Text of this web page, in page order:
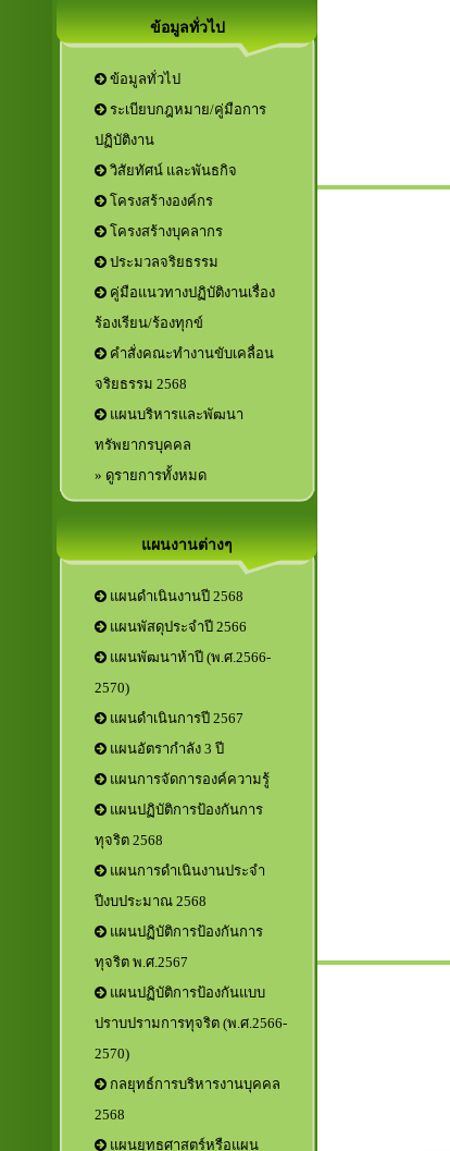
ข้อมูลทั่วไป
ข้อมูลทั่วไป
ระเบียบกฎหมาย/คู่มือการ
ปฏิบัติงาน
วิสัยทัศน์ และพันธกิจ
โครงสร้างองค์กร
โครงสร้างบุคลากร
ประมวลจริยธรรม
คู่มือแนวทางปฏิบัติงานเรื่อง
ร้องเรียน/ร้องทุกข์
คำสั่งคณะทำงานขับเคลื่อน
จริยธรรม 2568
แผนบริหารและพัฒนา
ทรัพยากรบุคคล
» ดูรายการทั้งหมด
แผนงานต่างๆ
แผนดำเนินงานปี 2568
แผนพัสดุประจำปี 2566
แผนพัฒนาห้าปี (พ.ศ.2566-
2570)
แผนดำเนินการปี 2567
แผนอัตรากำลัง 3 ปี
แผนการจัดการองค์ความรู้
แผนปฏิบัติการป้องกันการ
ทุจริต 2568
แผนการดำเนินงานประจำ
ปีงบประมาณ 2568
แผนปฏิบัติการป้องกันการ
ทุจริต พ.ศ.2567
แผนปฏิบัติการป้องกันแบบ
ปราบปรามการทุจริต (พ.ศ.2566-
2570)
กลยุทธ์การบริหารงานบุคคล
2568
แผนยุทธศาสตร์หรือแผน